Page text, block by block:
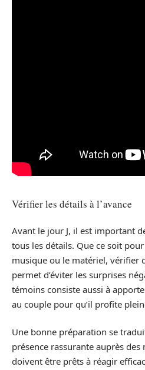
Vérifier les détails à l’avance
Avant le jour J, il est important
tous les détails. Que ce soit
musique ou le matériel, vérifier
permet d’éviter les surprises
témoins consiste aussi à
au couple pour qu’il profite
Une bonne préparation se
présence rassurante auprès des
doivent être prêts à réagir